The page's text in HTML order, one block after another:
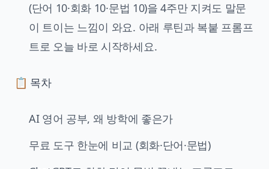
(단어 10·회화 10·문법 10)을 4주만 지켜도 말문
이 트이는 느낌이 와요. 아래 루틴과 복붙 프롬프
트로 오늘 바로 시작하세요.
📋 목차
AI 영어 공부, 왜 방학에 좋은가
무료 도구 한눈에 비교 (회화·단어·문법)